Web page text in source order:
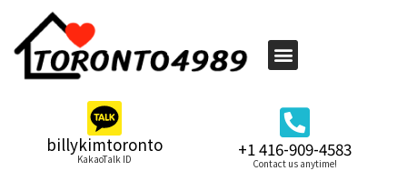
billykimtoronto
KakaoTalk ID +1 416-909-4583
Contact us anytime!